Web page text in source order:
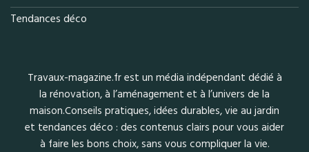
Tendances déco
Travaux-magazine.fr est un média indépendant dédié à
la rénovation, à l’aménagement et à l’univers de la
maison.Conseils pratiques, idées durables, vie au jardin
et tendances déco : des contenus clairs pour vous aider
à faire les bons choix, sans vous compliquer la vie.